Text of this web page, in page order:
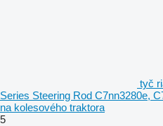
tyč
Series Steering Rod C7nn3280e,
na kolesového traktora
5